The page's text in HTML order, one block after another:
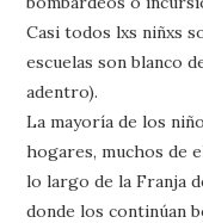
Casi todos lxs niñxs
escuelas son blanco
adentro).
La mayoría de los
hogares, muchos de
lo largo de la Franja
donde los continúan